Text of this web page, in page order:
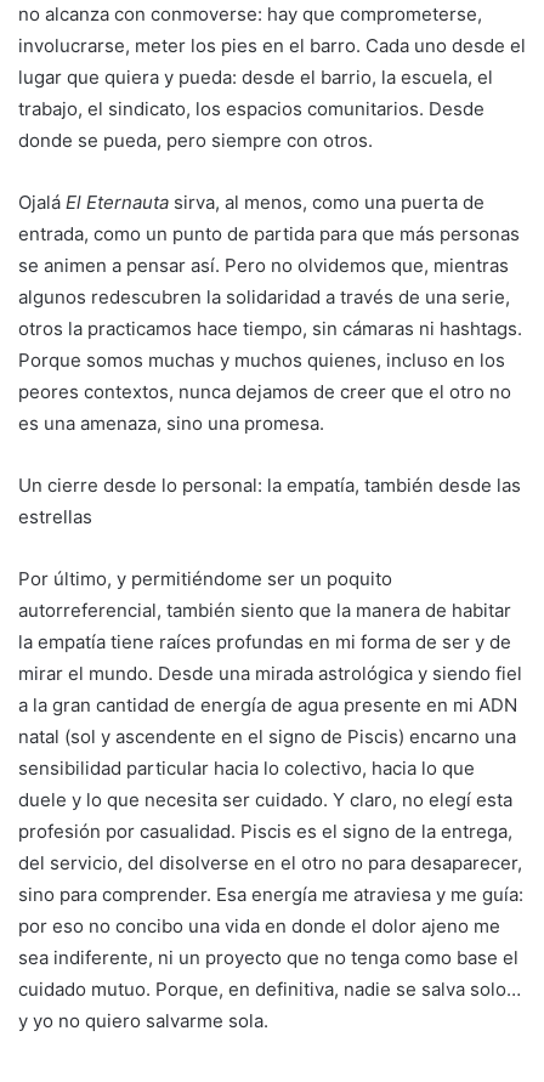
no alcanza con conmoverse: hay que comprometerse,
involucrarse, meter los pies en el barro. Cada uno desde el
lugar que quiera y pueda: desde el barrio, la escuela, el
trabajo, el sindicato, los espacios comunitarios. Desde
donde se pueda, pero siempre con otros.
Ojalá El Eternauta sirva, al menos, como una puerta de
entrada, como un punto de partida para que más personas
se animen a pensar así. Pero no olvidemos que, mientras
algunos redescubren la solidaridad a través de una serie,
otros la practicamos hace tiempo, sin cámaras ni hashtags.
Porque somos muchas y muchos quienes, incluso en los
peores contextos, nunca dejamos de creer que el otro no
es una amenaza, sino una promesa.
Un cierre desde lo personal: la empatía, también desde las
estrellas
Por último, y permitiéndome ser un poquito
autorreferencial, también siento que la manera de habitar
la empatía tiene raíces profundas en mi forma de ser y de
mirar el mundo. Desde una mirada astrológica y siendo fiel
a la gran cantidad de energía de agua presente en mi ADN
natal (sol y ascendente en el signo de Piscis) encarno una
sensibilidad particular hacia lo colectivo, hacia lo que
duele y lo que necesita ser cuidado. Y claro, no elegí esta
profesión por casualidad. Piscis es el signo de la entrega,
del servicio, del disolverse en el otro no para desaparecer,
sino para comprender. Esa energía me atraviesa y me guía:
por eso no concibo una vida en donde el dolor ajeno me
sea indiferente, ni un proyecto que no tenga como base el
cuidado mutuo. Porque, en definitiva, nadie se salva solo…
y yo no quiero salvarme sola.